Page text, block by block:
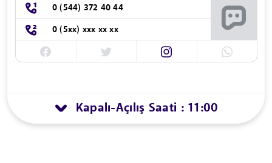
0 (544) 372 40 44
0 (5xx) xxx xx xx
Kapalı-Açılış Saati : 11:00